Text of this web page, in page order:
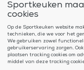
Sportkeuken
cookies
Op de Sportkeuken website
technieken, die we voor het
We gebruiken zowel
gebruikerservaring zorgen.
plaatsen tracking cookies om
middel van deze tracking